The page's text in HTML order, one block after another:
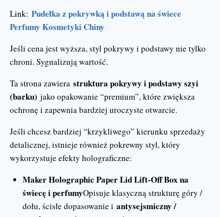
Link: Pudełka z pokrywką i podstawą na świece
Perfumy Kosmetyki Chiny
Jeśli cena jest wyższa, styl pokrywy i podstawy nie tylko
chroni. Sygnalizują wartość.
Ta strona zawiera struktura pokrywy i podstawy szyi
(barku) jako opakowanie “premium”, które zwiększa
ochronę i zapewnia bardziej uroczyste otwarcie.
Jeśli chcesz bardziej “krzykliwego” kierunku sprzedaży
detalicznej, istnieje również pokrewny styl, który
wykorzystuje efekty holograficzne:
Maker Holographic Paper Lid Lift-Off Box na
świecę i perfumyOpisuje klasyczną strukturę góry /
dołu, ścisłe dopasowanie i antysejsmiczny /